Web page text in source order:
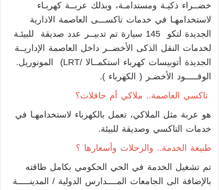
خضــراء ذكيـة ومستدامـة، وبذلك عربــة كهربـاء
لاستخدامهـا في خدمات تاكســـى العاصمة الادارية
الجديدة لتكو 145 سيارة تم تدبيــر عدد صديقة للبيئـة
لخدمات النقل الذكى الأخضــر داخل العاصمة الإداريــة
الجديدة أتوبيسات كهرباء استكمــالا /LRT) المونوريل.
الوقـــــود الأخضـر ( الكهرباء ).
تاكسي العاصمة.. ملاكي أم حافلات؟
هو عربة مثل الملاكي، تعمل بالكهرباء لاستخدامهـا في
خدمات التاكسي وصديقة للبيئة.
طبيعة الخدمة.. والرحلات وأسعارها ؟
تم تشغيل الخدمة في الحي الحكومي بكامل طاقته
بالإضافة الى الجامعات المــــدارس الدولية / المدينـــــة